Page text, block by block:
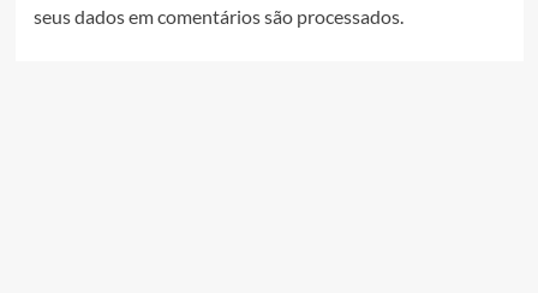
seus dados em comentários são processados.